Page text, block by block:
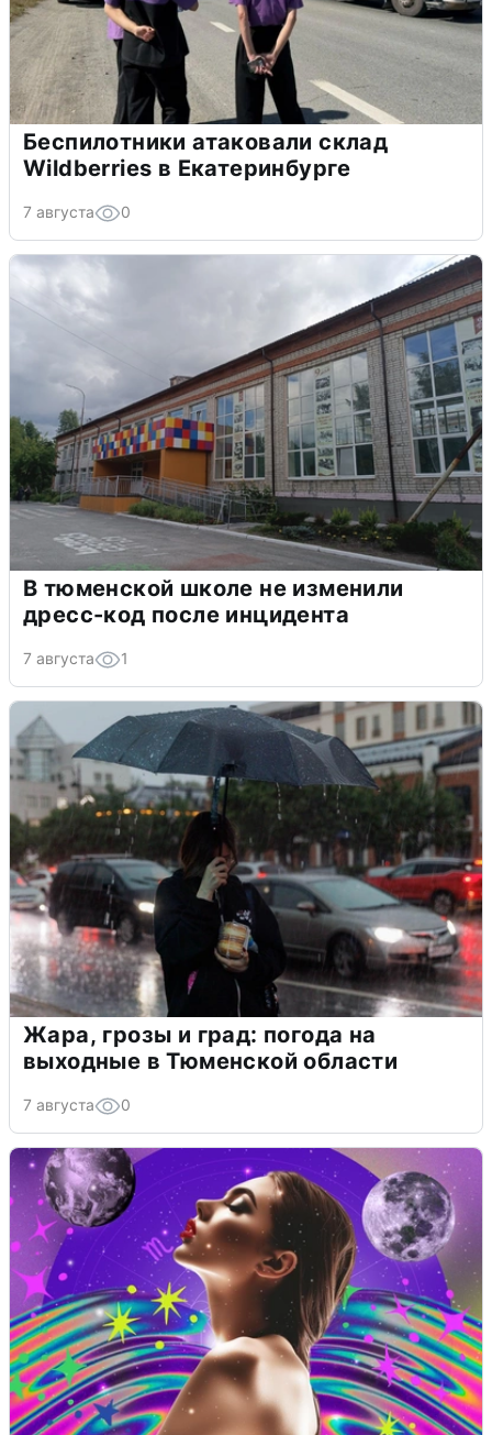
Беспилотники атаковали склад
Wildberries в Екатеринбурге
7 августа 0
В тюменской школе не изменили
дресс-код после инцидента
7 августа 1
Жара, грозы и град: погода на
выходные в Тюменской области
7 августа 0